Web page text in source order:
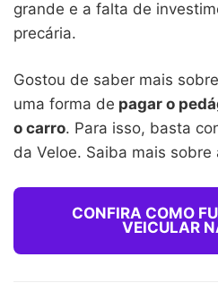
grande e a falta de
precária.
Gostou de saber mais
uma forma de pagar o
o carro. Para isso, basta
da Veloe. Saiba mais sobre
CONFIRA COMO
VEICULAR